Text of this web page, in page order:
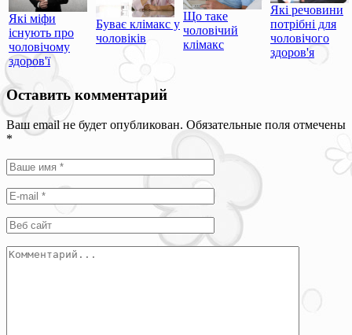
Які міфи
існують про
чоловічому
здоров'ї
Буває клімакс у
чоловіків
Що таке
чоловічий
клімакс
Які речовини
потрібні для
чоловічого
здоров'я
Оставить комментарий
Ваш email не будет опубликован. Обязательные поля отмечены
*